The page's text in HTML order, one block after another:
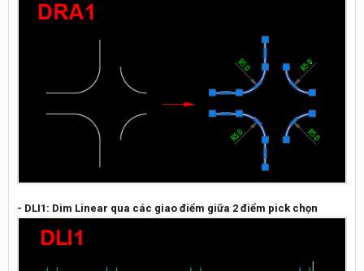
- DLI1: Dim Linear qua các giao điểm giữa 2 điểm pick chọn